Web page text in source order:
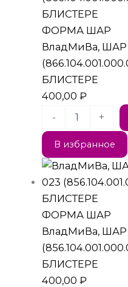
ФОРМА ШАР
ВладМиВа,
БЛИСТЕРЕ
400,00₽
-
+
В избранное
ФОРМА ШАР
ВладМиВа,
БЛИСТЕРЕ
400,00₽